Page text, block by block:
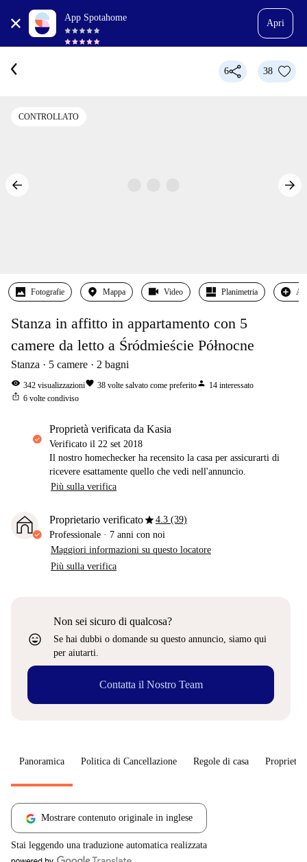
App Spotahome
Apri
6 38
CONTROLLATO
Fotografie Mappa Video Planimetria
Stanza in affitto in appartamento con 5
camere da letto a Śródmieście Północne
Stanza 5 camere 2 bagni
visibility 342 visualizzazionifavorite 38 volte salvato come preferitoperson 14 interessato
ios_share 6 volte condiviso
proprietà verificata da Kasia
Verificato il 22 set 2018
Il nostro homechecker ha recensito la casa per assicurarti di
ricevere esattamente quello che vedi nell'annuncio.
Più sulla verifica
Proprietario verificatostar4.3 (39)
Professionale · 7 anni con noi
Maggiori informazioni su questo locatore
Più sulla verifica
sentiment_very_satisfied
Non sei sicuro di qualcosa?
Se hai dubbi o domande su questo annuncio, siamo qui
per aiutarti.
Contatta il Nostro Team
Panoramica Politica di Cancellazione Regole di casa
Mostrare contenuto originale in inglese
Stai leggendo una traduzione automatica realizzata